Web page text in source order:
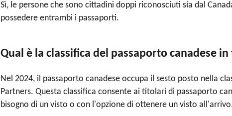
Sì, le persone che sono cittadini doppi riconosciuti sia dal
possedere entrambi i passaporti.
Qual è la classifica del passaporto canadese
Nel 2024, il passaporto canadese occupa il sesto posto nella
Partners. Questa classifica consente ai titolari di passaporto
bisogno di un visto o con l'opzione di ottenere un visto